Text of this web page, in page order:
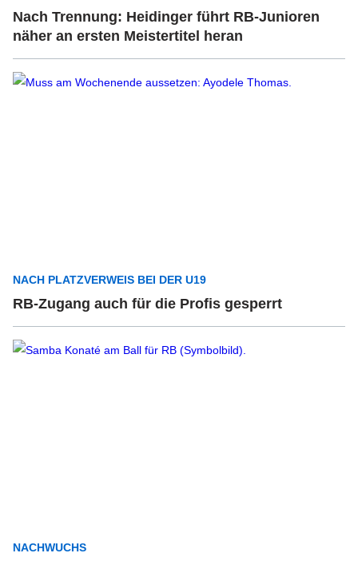
Nach Trennung: Heidinger führt RB-Junioren
näher an ersten Meistertitel heran
NACH PLATZVERWEIS BEI DER U19
RB-Zugang auch für die Profis gesperrt
NACHWUCHS